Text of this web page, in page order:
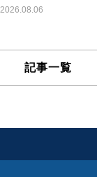
2026.08.06
記事一覧